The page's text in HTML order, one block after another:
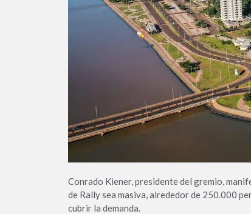
Conrado Kiener, presidente del gremio,
de Rally sea masiva, alrededor de 250.000
cubrir la demanda.